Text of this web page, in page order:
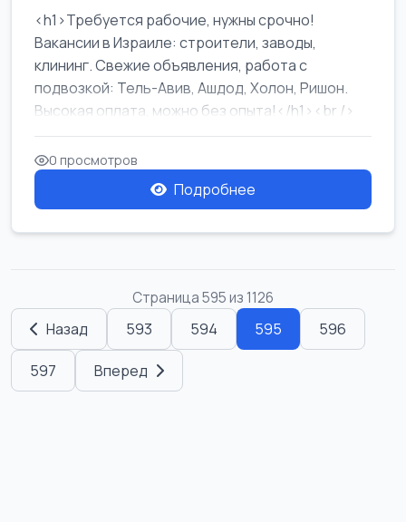
<h1>Требуется рабочие, нужны срочно!
Вакансии в Израиле: строители, заводы,
клининг. Свежие объявления, работа с
подвозкой: Тель-Авив, Ашдод, Холон, Ришон.
Высокая оплата, можно без опыта!</h1><br />
...
0 просмотров
Подробнее
Страница 595 из 1126
Назад 593 594 595 596
597 Вперед